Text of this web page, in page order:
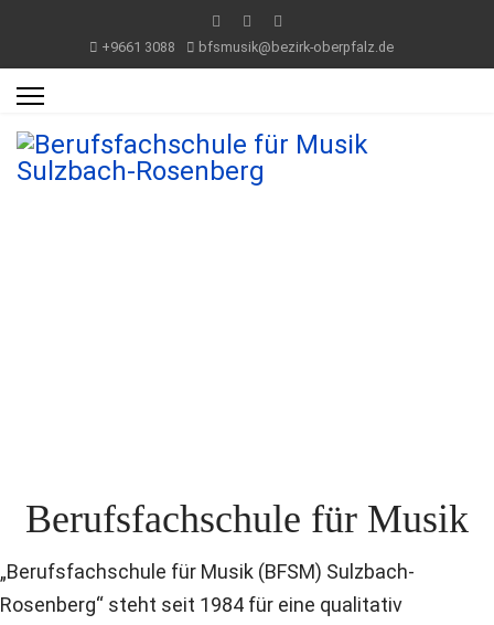
+9661 3088 bfsmusik@bezirk-oberpfalz.de
Berufsfachschule für Musik
„Berufsfachschule für Musik (BFSM) Sulzbach-
Rosenberg“ steht seit 1984 für eine qualitativ